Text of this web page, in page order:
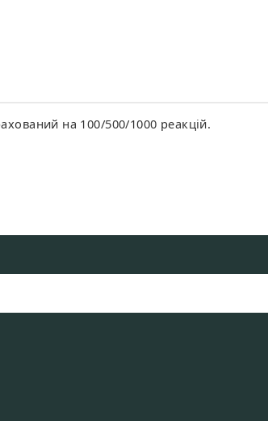
на 100/500/1000 реакцій.